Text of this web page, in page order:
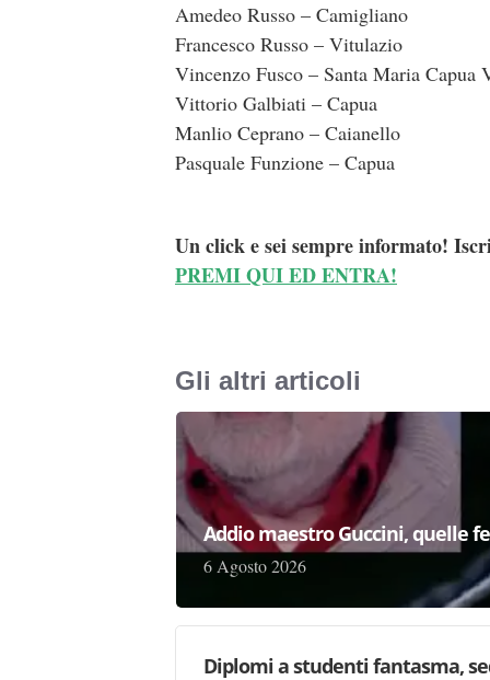
Amedeo Russo – Camigliano
Francesco Russo – Vitulazio
Vincenzo Fusco – Santa Maria Capua
Vittorio Galbiati – Capua
Manlio Ceprano – Caianello
Pasquale Funzione – Capua
Un click e sei sempre informato!
PREMI QUI ED ENTRA!
Gli altri articoli
Addio maestro Guccini, quelle
6 Agosto 2026
Diplomi a studenti fantasma,